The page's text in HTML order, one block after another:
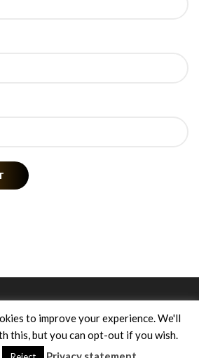
Platenkamp - Folk Harp
to improve your experience. We'll
this, but you can opt-out if you wish.